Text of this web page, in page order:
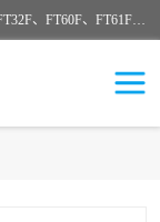
深圳悟芯电子科技有限公司目前主营的电子元器件型号FT32F、FT60F、FT61F、FT62F、FT64F、FT61FC、MCU EEPROM MOS LDO 稳压管 触摸IC DC-DC AC-DC 协议IC等，广泛应用于LED射灯、LED日光灯、等诸多领域。